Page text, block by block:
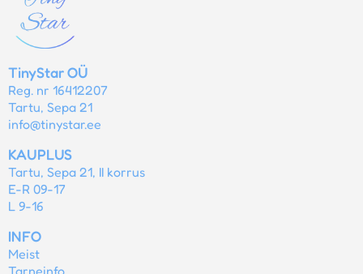
TinyStar OÜ
Reg. nr 16412207
Tartu, Sepa 21
info@tinystar.ee
KAUPLUS
Tartu, Sepa 21, II korrus
E-R 09-17
L 9-16
INFO
Meist
Tarneinfo